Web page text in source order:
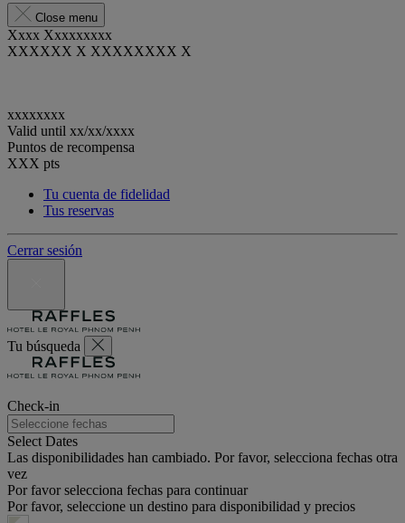
Close menu
Xxxx Xxxxxxxxx
XXXXXX X XXXXXXXX X
xxxxxxxx
Valid until xx/xx/xxxx
Puntos de recompensa
XXX pts
Tu cuenta de fidelidad
Tus reservas
Cerrar sesión
Tu búsqueda
Check-in
Select Dates
Las disponibilidades han cambiado. Por favor, selecciona fechas otra
vez
Por favor selecciona fechas para continuar
Por favor, seleccione un destino para disponibilidad y precios